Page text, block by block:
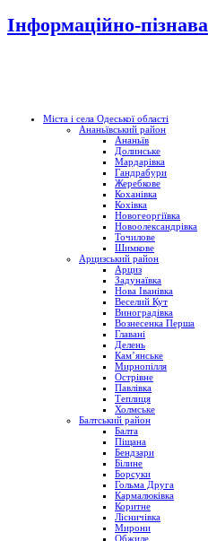
Інформаційно-
Міста і села Одеської області
Ананьївський район
Ананьїв
Долинське
Мардарівка
Гандрабури
Жеребкове
Коханівка
Кохівка
Новогеоргіївка
Новоолександрівка
Точилове
Шимкове
Арцизський район
Арциз
Задунаївка
Нова Іванівка
Веселий Кут
Виноградівка
Вознесенка Перша
Главані
Делень
Кам’янське
Мирнопілля
Острівне
Павлівка
Теплиця
Холмське
Балтський район
Балта
Піщана
Бендзари
Білине
Борсуки
Гольма Друга
Кармалюківка
Коритне
Лісничівка
Мирони
Обжиле